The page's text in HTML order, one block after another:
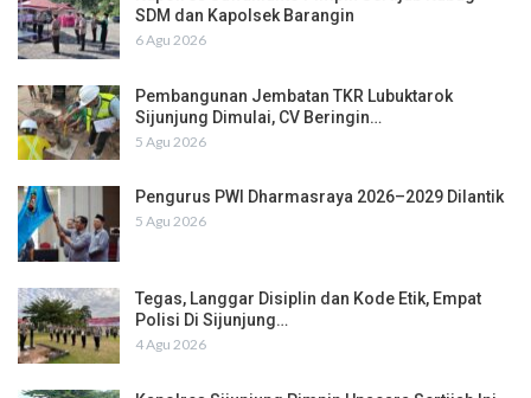
SDM dan Kapolsek Barangin
6 Agu 2026
Pembangunan Jembatan TKR Lubuktarok
Sijunjung Dimulai, CV Beringin…
5 Agu 2026
Pengurus PWI Dharmasraya 2026–2029 Dilantik
5 Agu 2026
Tegas, Langgar Disiplin dan Kode Etik, Empat
Polisi Di Sijunjung…
4 Agu 2026